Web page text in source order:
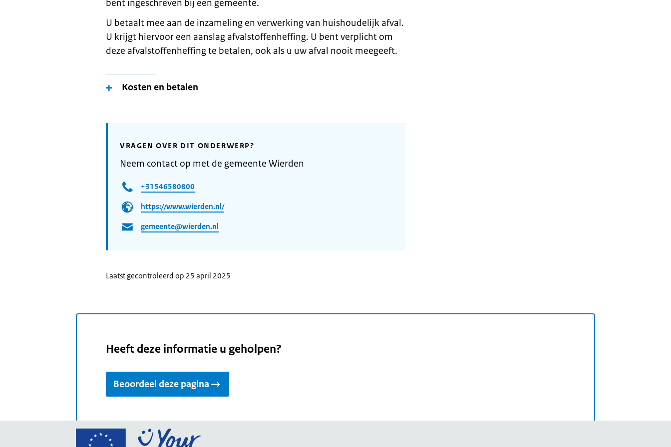
bent ingeschreven bij een gemeente.
U betaalt mee aan de inzameling en verwerking van huishoudelijk afval.
U krijgt hiervoor een aanslag afvalstoffenheffing. U bent verplicht om
deze afvalstoffenheffing te betalen, ook als u uw afval nooit meegeeft.
Kosten en betalen
VRAGEN OVER DIT ONDERWERP?
Neem contact op met de gemeente Wierden
+31546580800
https://www.wierden.nl/
gemeente@wierden.nl
Laatst gecontroleerd op 25 april 2025
Heeft deze informatie u geholpen?
Beoordeel deze pagina
Ga